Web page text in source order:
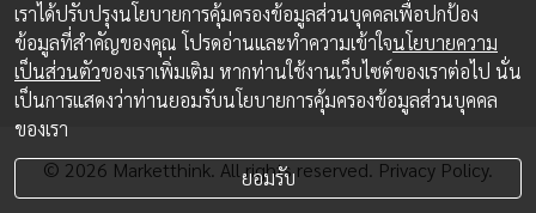
© 2026 Marketthink. All rights reserved. Privacy Policy.
เราได้ปรับปรุงนโยบายการคุ้มครองข้อมูลส่วนบุคคลเพื่อปกป้อง
ข้อมูลที่สำคัญของคุณ โปรดอ่านและทำความเข้าใจนโยบายความ
เป็นส่วนตัวของเราเพิ่มเติม หากท่านใช้งานเว็บไซต์ของเราต่อไป นั่น
เป็นการแสดงว่าท่านยอมรับนโยบายการคุ้มครองข้อมูลส่วนบุคคล
ของเรา
ยอมรับ